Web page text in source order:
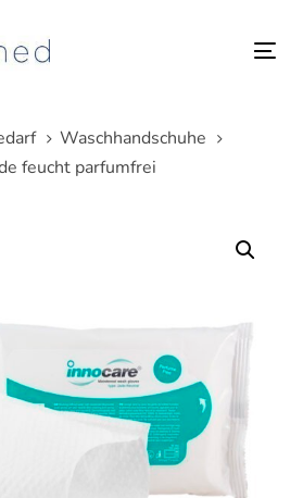
Waschhandschuhe
feucht parfumfrei